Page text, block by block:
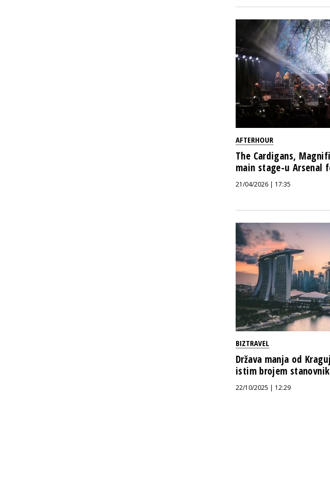
AFTERHOUR
The Cardigans,
main stage-u Arsenal
21/04/2026 | 17:35
BIZTRAVEL
Država manja od
istim brojem
22/10/2025 | 12:29